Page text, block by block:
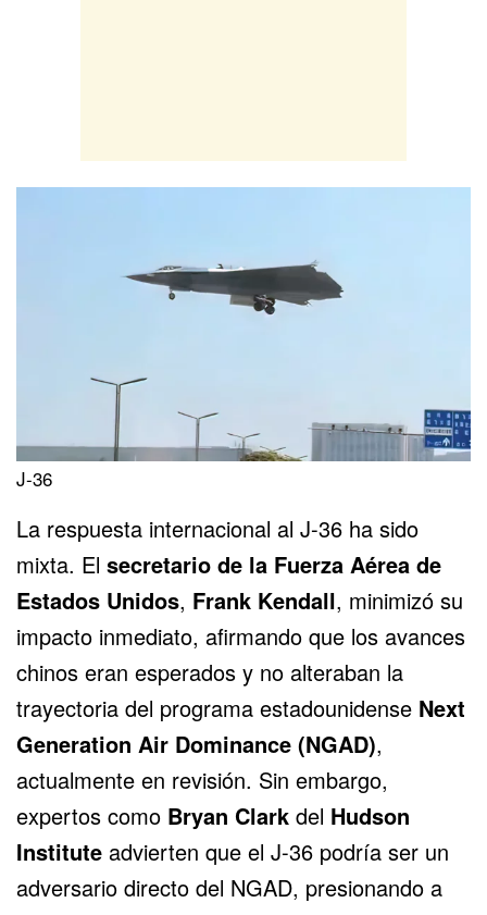
J-36
La respuesta internacional al J-36 ha sido
mixta. El secretario de la Fuerza Aérea de
Estados Unidos, Frank Kendall, minimizó su
impacto inmediato, afirmando que los avances
chinos eran esperados y no alteraban la
trayectoria del programa estadounidense Next
Generation Air Dominance (NGAD),
actualmente en revisión. Sin embargo,
expertos como Bryan Clark del Hudson
Institute advierten que el J-36 podría ser un
adversario directo del NGAD, presionando a